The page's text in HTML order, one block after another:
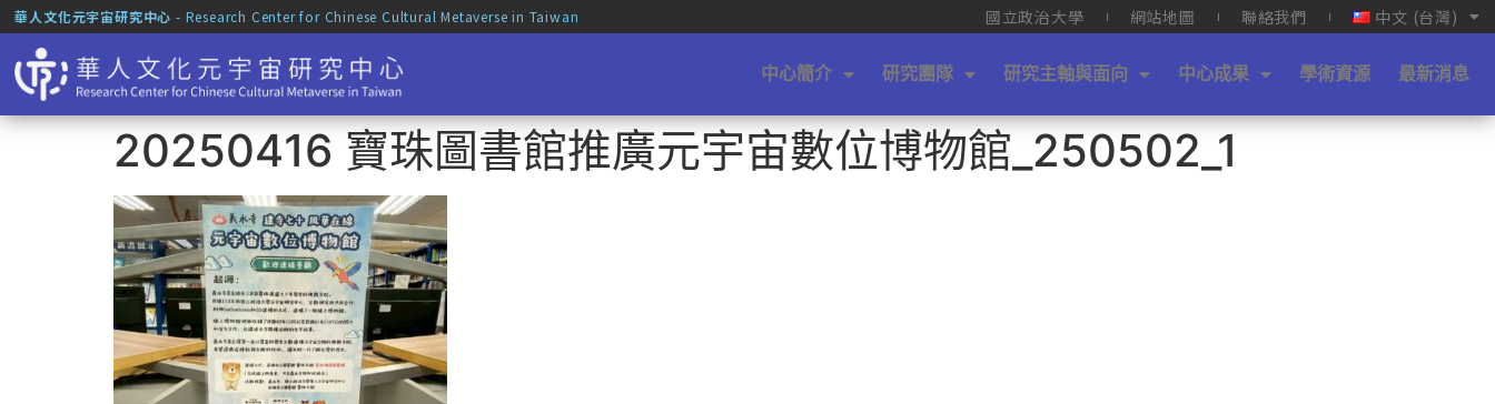
華人文化元宇宙研究中心 - Research Center for Chinese Cultural Metaverse in Taiwan 國立政治大學 網站地圖 聯絡我們 中文 (台灣)
中心簡介 研究團隊 研究主軸與面向 中心成果 學術資源 最新消息
20250416 寶珠圖書館推廣元宇宙數位博物館_250502_1